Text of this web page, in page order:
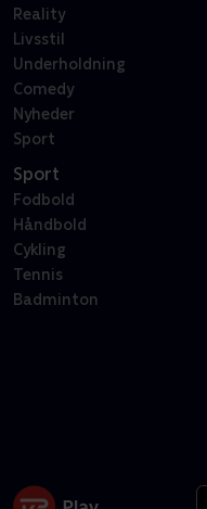
Reality
Livsstil
Underholdning
Comedy
Nyheder
Sport
Sport
Fodbold
Håndbold
Cykling
Tennis
Badminton